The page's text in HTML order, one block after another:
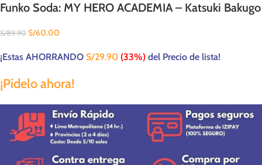
Funko Soda: MY HERO ACADEMIA – Katsuki Bakugo
S/89.90 S/60.00
¡Estas AHORRANDO S/29.90 (33%) del Precio de lista!
¡Pídelo ahora!